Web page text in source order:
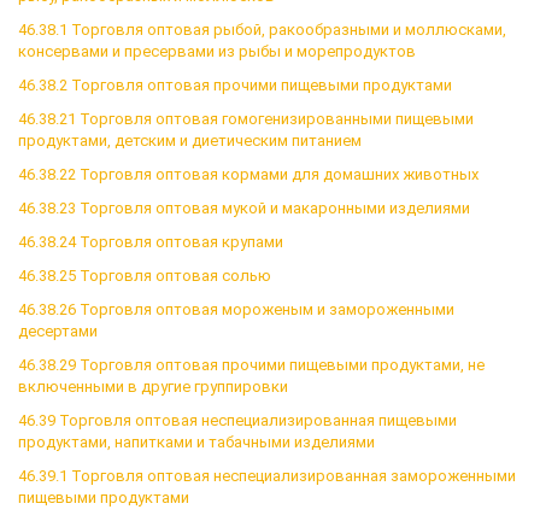
46.38.1 Торговля оптовая рыбой, ракообразными и моллюсками,
консервами и пресервами из рыбы и морепродуктов
46.38.2 Торговля оптовая прочими пищевыми продуктами
46.38.21 Торговля оптовая гомогенизированными пищевыми
продуктами, детским и диетическим питанием
46.38.22 Торговля оптовая кормами для домашних животных
46.38.23 Торговля оптовая мукой и макаронными изделиями
46.38.24 Торговля оптовая крупами
46.38.25 Торговля оптовая солью
46.38.26 Торговля оптовая мороженым и замороженными
десертами
46.38.29 Торговля оптовая прочими пищевыми продуктами, не
включенными в другие группировки
46.39 Торговля оптовая неспециализированная пищевыми
продуктами, напитками и табачными изделиями
46.39.1 Торговля оптовая неспециализированная замороженными
пищевыми продуктами